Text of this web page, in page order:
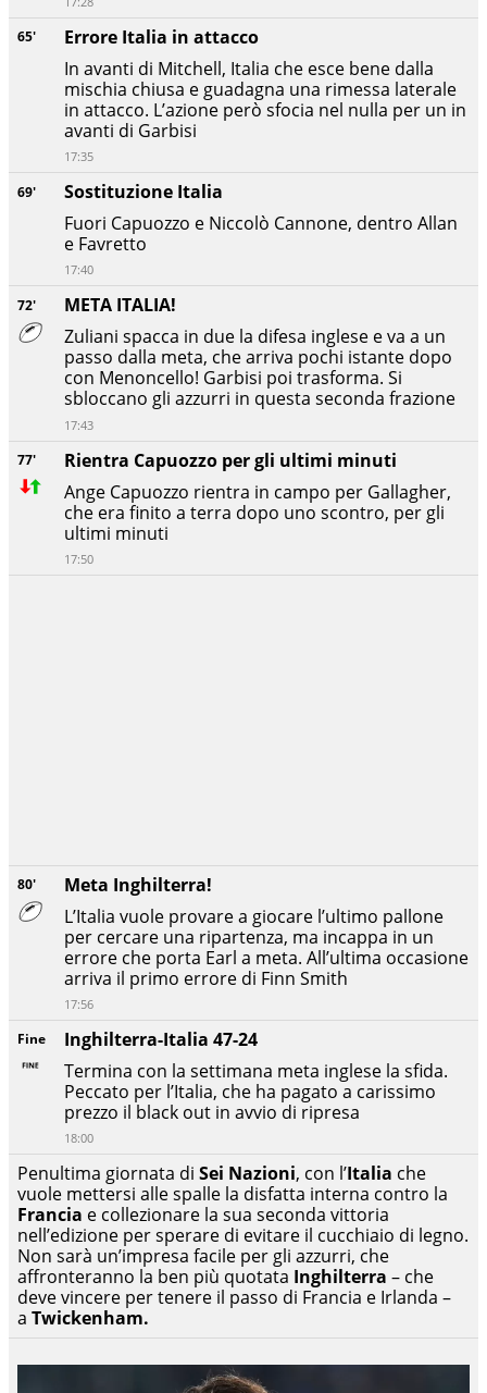
Fine
Inghilterra-Italia 47-24
Termina con la settimana meta inglese la sfida.
Peccato per l’Italia, che ha pagato a carissimo
prezzo il black out in avvio di ripresa
18:00
80'
Meta Inghilterra!
L’Italia vuole provare a giocare l’ultimo pallone
per cercare una ripartenza, ma incappa in un
errore che porta Earl a meta. All’ultima occasione
arriva il primo errore di Finn Smith
17:56
77'
Rientra Capuozzo per gli ultimi minuti
Ange Capuozzo rientra in campo per Gallagher,
che era finito a terra dopo uno scontro, per gli
ultimi minuti
17:50
72'
META ITALIA!
Zuliani spacca in due la difesa inglese e va a un
passo dalla meta, che arriva pochi istante dopo
con Menoncello! Garbisi poi trasforma. Si
sbloccano gli azzurri in questa seconda frazione
17:43
69'
Sostituzione Italia
Fuori Capuozzo e Niccolò Cannone, dentro Allan
e Favretto
17:40
65'
Errore Italia in attacco
In avanti di Mitchell, Italia che esce bene dalla
mischia chiusa e guadagna una rimessa laterale
in attacco. L’azione però sfocia nel nulla per un in
avanti di Garbisi
17:35
Penultima giornata di Sei Nazioni, con l’Italia che
vuole mettersi alle spalle la disfatta interna contro la
Francia e collezionare la sua seconda vittoria
nell’edizione per sperare di evitare il cucchiaio di legno.
Non sarà un’impresa facile per gli azzurri, che
affronteranno la ben più quotata Inghilterra – che
deve vincere per tenere il passo di Francia e Irlanda –
a Twickenham.